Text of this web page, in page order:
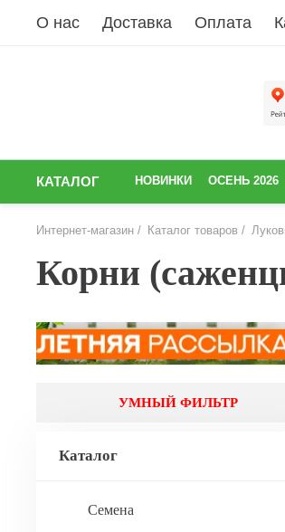
О нас Доставка Оплата
КАТАЛОГ НОВИНКИ ОСЕНЬ 2026
Интернет-магазин Каталог товаров
Корни
УМНЫЙ ФИЛЬТР
Каталог
Семена